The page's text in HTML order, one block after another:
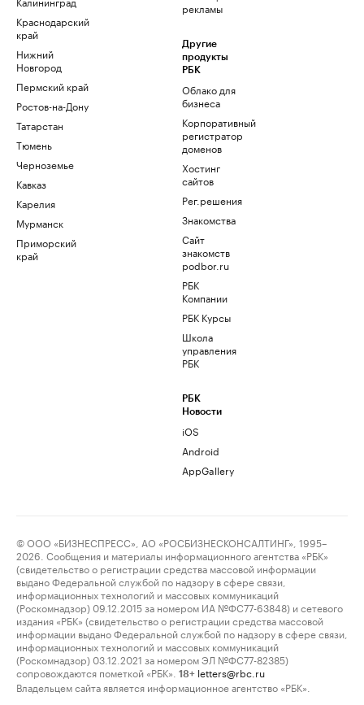
Краснодарский
край
Нижний
Новгород
Пермский край
Ростов-на-Дону
Татарстан
Тюмень
Черноземье
Кавказ
Карелия
Мурманск
Приморский
край
рекламы
Другие
продукты
РБК
Облако для
бизнеса
Корпоративный
регистратор
доменов
Хостинг
сайтов
Рег.решения
Знакомства
Сайт
знакомств
podbor.ru
РБК
Компании
РБК Курсы
Школа
управления
РБК
РБК
Новости
iOS
Android
AppGallery
© ООО «БИЗНЕСПРЕСС», АО «РОСБИЗНЕСКОНСАЛТИНГ», 1995–
2026. Сообщения и материалы информационного агентства «РБК»
(свидетельство о регистрации средства массовой информации
выдано Федеральной службой по надзору в сфере связи,
информационных технологий и массовых коммуникаций
(Роскомнадзор) 09.12.2015 за номером ИА №ФС77-63848) и сетевого
издания «РБК» (свидетельство о регистрации средства массовой
информации выдано Федеральной службой по надзору в сфере связи,
информационных технологий и массовых коммуникаций
(Роскомнадзор) 03.12.2021 за номером ЭЛ №ФС77-82385)
сопровождаются пометкой «РБК».
18+ letters@rbc.ru
Владельцем сайта является информационное агентство «РБК».